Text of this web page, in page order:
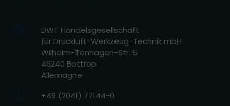
DWT Handelsgesellschaft
für Druckluft-Werkzeug-Technik mbH
Wilhelm-Tenhagen-Str. 5
46240 Bottrop
Allemagne
+49 (2041) 77144-0